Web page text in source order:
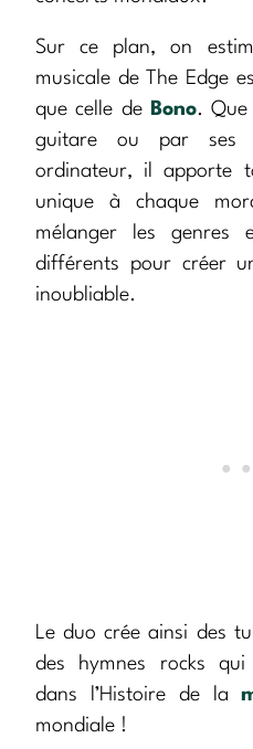
Sur ce plan, on
musicale de The Edge
que celle de
Bono. Que
guitare ou par ses
ordinateur, il apporte
unique à chaque
mélanger les genres
différents pour créer
inoubliable.
Le duo crée ainsi des
des hymnes rocks
dans l’Histoire de la
mondiale !